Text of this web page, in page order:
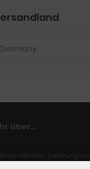
Germany
über...
Lieferung